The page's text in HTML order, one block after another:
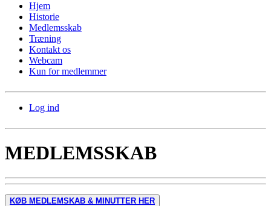
Hjem
Historie
Medlemsskab
Træning
Kontakt os
Webcam
Kun for medlemmer
Log ind
MEDLEMSSKAB
KØB MEDLEMSKAB & MINUTTER HER